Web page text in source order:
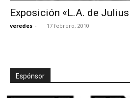
Exposición «L.A. de
veredes - 17 febrero, 2010
Espónsor